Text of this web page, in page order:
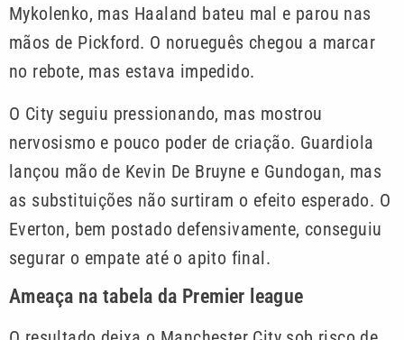
Mykolenko, mas Haaland bateu mal e parou nas
mãos de Pickford. O norueguês chegou a marcar
no rebote, mas estava impedido.
O City seguiu pressionando, mas mostrou
nervosismo e pouco poder de criação. Guardiola
lançou mão de Kevin De Bruyne e Gundogan, mas
as substituições não surtiram o efeito esperado. O
Everton, bem postado defensivamente, conseguiu
segurar o empate até o apito final.
Ameaça na tabela da Premier league